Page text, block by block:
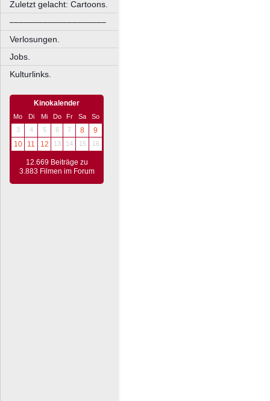
Zuletzt gelacht: Cartoons.
––––––––––––––––––––
Verlosungen.
Jobs.
Kulturlinks.
Kinokalender
Mo Di Mi Do Fr Sa
So
3
4 5 6 7 8
9
10
11 12 13 14 15 16
12.669 Beiträge zu
3.883 Filmen im Forum